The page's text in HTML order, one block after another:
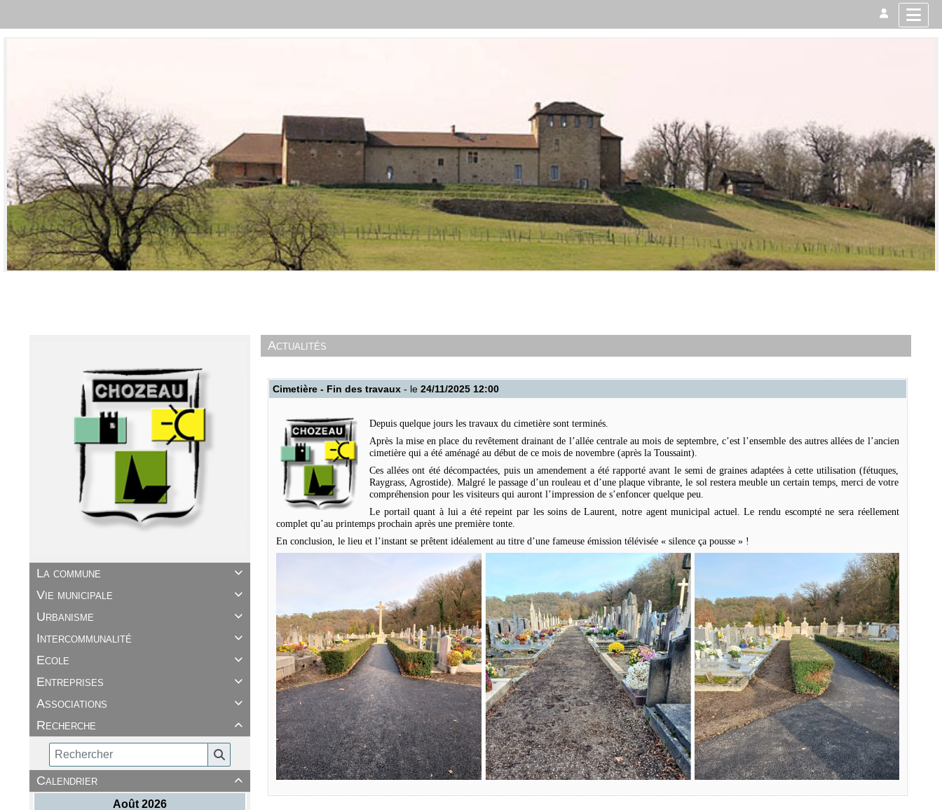

La commune

Vie municipale

Urbanisme

Intercommunalité

Ecole

Entreprises

Associations

Recherche

Calendrier
Actualités
Cimetière - Fin des travaux - le 24/11/2025 12:00
Depuis quelque jours les travaux du cimetière sont terminés.
Après la mise en place du revêtement drainant de l’allée centrale au mois de septembre, c’est l’ensemble des autres allées de l’ancien
cimetière qui a été aménagé au début de ce mois de novembre (après la Toussaint).
Ces allées ont été décompactées, puis un amendement a été rapporté avant le semi de graines adaptées à cette utilisation (fétuques,
Raygrass, Agrostide). Malgré le passage d’un rouleau et d’une plaque vibrante, le sol restera meuble un certain temps, merci de votre
compréhension pour les visiteurs qui auront l’impression de s’enfoncer quelque peu.
Le portail quant à lui a été repeint par les soins de Laurent, notre agent municipal actuel. Le rendu escompté ne sera réellement
complet qu’au printemps prochain après une première tonte.
En conclusion, le lieu et l’instant se prêtent idéalement au titre d’une fameuse émission télévisée « silence ça pousse » !